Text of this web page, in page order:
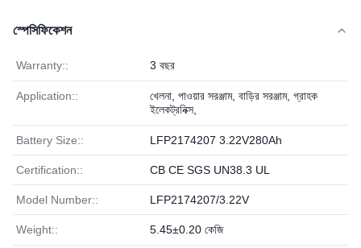
স্পেসিফিকেশন
Warranty:: 3 বছর
Application::
খেলনা, পাওয়ার সরঞ্জাম, বাড়ির সরঞ্জাম, গ্রাহক
ইলেকট্রনিক্স,
Battery Size:: LFP2174207 3.22V280Ah
Certification:: CB CE SGS UN38.3 UL
Model Number:: LFP2174207/3.22V
Weight:: 5.45±0.20 কেজি